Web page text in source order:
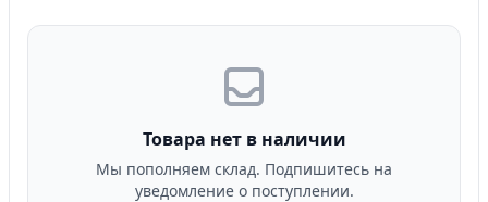
Товара нет в наличии
Мы пополняем склад. Подпишитесь на
уведомление о поступлении.